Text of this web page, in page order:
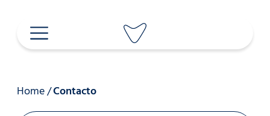
contenido
Home/Contacto